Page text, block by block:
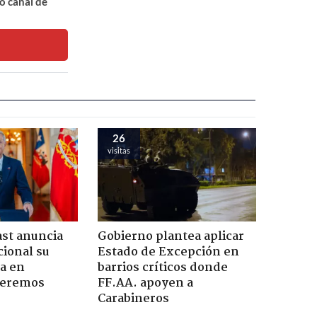
anuncia
su
en
26
visitas
Gobierno plantea aplicar
Estado de Excepción en
barrios críticos donde
FF.AA. apoyen a
Carabineros